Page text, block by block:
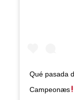
Qué pasada
Campeonæs